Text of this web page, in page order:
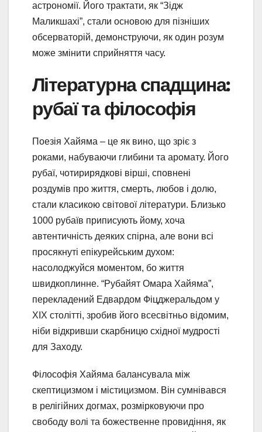
астрономії. Його трактати, як “Зідж
Маликшахі”, стали основою для пізніших
обсерваторій, демонструючи, як один розум
може змінити сприйняття часу.
Літературна спадщина:
рубаї та філософія
Поезія Хайяма – це як вино, що зріє з
роками, набуваючи глибини та аромату. Його
рубаї, чотирирядкові вірші, сповнені
роздумів про життя, смерть, любов і долю,
стали класикою світової літератури. Близько
1000 рубаїв приписують йому, хоча
автентичність деяких спірна, але вони всі
просякнуті епікурейським духом:
насолоджуйся моментом, бо життя
швидкоплинне. “Рубайят Омара Хайяма”,
перекладений Едвардом Фіцджеральдом у
XIX столітті, зробив його всесвітньо відомим,
ніби відкривши скарбницю східної мудрості
для Заходу.
Філософія Хайяма балансувала між
скептицизмом і містицизмом. Він сумнівався
в релігійних догмах, розмірковуючи про
свободу волі та божественне провидіння, як